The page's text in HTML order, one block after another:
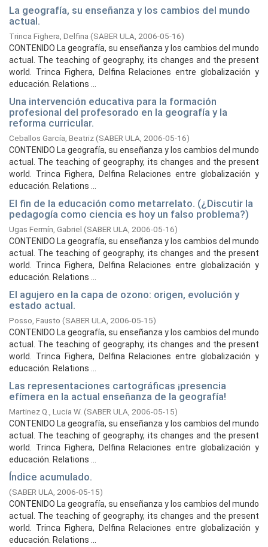
La geografía, su enseñanza y los cambios del mundo
actual.
Trinca Fighera, Delfina (SABER ULA, 2006-05-16)
CONTENIDO La geografía, su enseñanza y los cambios del mundo
actual. The teaching of geography, its changes and the present
world. Trinca Fighera, Delfina Relaciones entre globalización y
educación. Relations ...
Una intervención educativa para la formación
profesional del profesorado en la geografía y la
reforma curricular.
Ceballos García, Beatriz(SABER ULA, 2006-05-16)
CONTENIDO La geografía, su enseñanza y los cambios del mundo
actual. The teaching of geography, its changes and the present
world. Trinca Fighera, Delfina Relaciones entre globalización y
educación. Relations ...
El fin de la educación como metarrelato. (¿Discutir la
pedagogía como ciencia es hoy un falso problema?)
Ugas Fermín, Gabriel (SABER ULA, 2006-05-16)
CONTENIDO La geografía, su enseñanza y los cambios del mundo
actual. The teaching of geography, its changes and the present
world. Trinca Fighera, Delfina Relaciones entre globalización y
educación. Relations ...
El agujero en la capa de ozono: origen, evolución y
estado actual.
Posso, Fausto (SABER ULA, 2006-05-15)
CONTENIDO La geografía, su enseñanza y los cambios del mundo
actual. The teaching of geography, its changes and the present
world. Trinca Fighera, Delfina Relaciones entre globalización y
educación. Relations ...
Las representaciones cartográficas ¡presencia
efímera en la actual enseñanza de la geografía!
Martinez Q., Lucia W. (SABER ULA, 2006-05-15)
CONTENIDO La geografía, su enseñanza y los cambios del mundo
actual. The teaching of geography, its changes and the present
world. Trinca Fighera, Delfina Relaciones entre globalización y
educación. Relations ...
Índice acumulado.
(SABER ULA, 2006-05-15)
CONTENIDO La geografía, su enseñanza y los cambios del mundo
actual. The teaching of geography, its changes and the present
world. Trinca Fighera, Delfina Relaciones entre globalización y
educación. Relations ...